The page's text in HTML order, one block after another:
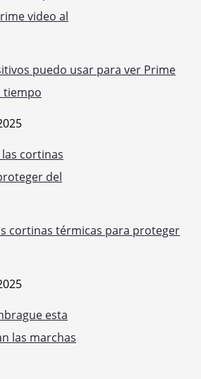
puedo usar para ver Prime
tiempo
cortinas térmicas para proteger